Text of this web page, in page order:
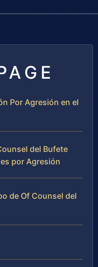
Por Agresión en el
del Bufete
por Agresión
de Of Counsel del